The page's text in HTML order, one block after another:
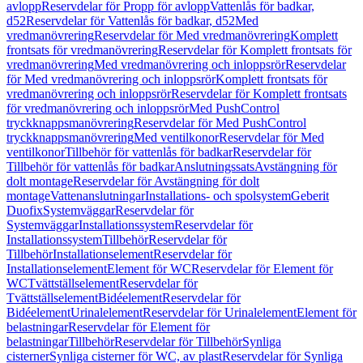
avloppReservdelar för Propp för avloppVattenlås för badkar,
d52Reservdelar för Vattenlås för badkar, d52Med
vredmanövreringReservdelar för Med vredmanövreringKomplett
frontsats för vredmanövreringReservdelar för Komplett frontsats för
vredmanövreringMed vredmanövrering och inloppsrörReservdelar
för Med vredmanövrering och inloppsrörKomplett frontsats för
vredmanövrering och inloppsrörReservdelar för Komplett frontsats
för vredmanövrering och inloppsrörMed PushControl
tryckknappsmanövreringReservdelar för Med PushControl
tryckknappsmanövreringMed ventilkonorReservdelar för Med
ventilkonorTillbehör för vattenlås för badkarReservdelar för
Tillbehör för vattenlås för badkarAnslutningssatsAvstängning för
dolt montageReservdelar för Avstängning för dolt
montageVattenanslutningarInstallations- och spolsystemGeberit
DuofixSystemväggarReservdelar för
SystemväggarInstallationssystemReservdelar för
InstallationssystemTillbehörReservdelar för
TillbehörInstallationselementReservdelar för
InstallationselementElement för WCReservdelar för Element för
WCTvättställselementReservdelar för
TvättställselementBidéelementReservdelar för
BidéelementUrinalelementReservdelar för UrinalelementElement för
belastningarReservdelar för Element för
belastningarTillbehörReservdelar för TillbehörSynliga
cisternerSynliga cisterner för WC, av plastReservdelar för Synliga